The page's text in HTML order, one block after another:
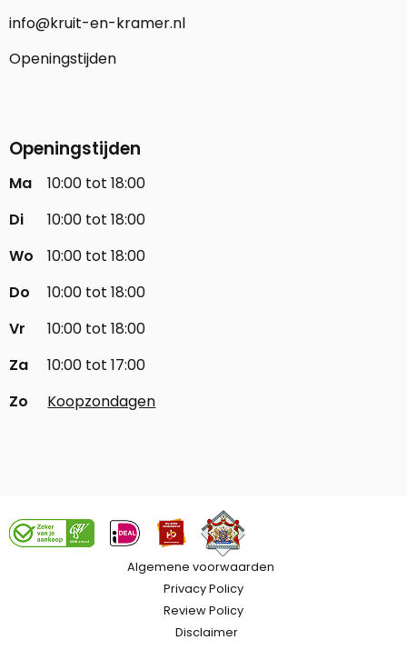
info@kruit-en-kramer.nl
Openingstijden
Openingstijden
Ma
10:00 tot 18:00
Di
10:00 tot 18:00
Wo
10:00 tot 18:00
Do
10:00 tot 18:00
Vr
10:00 tot 18:00
Za
10:00 tot 17:00
Zo
Koopzondagen
Algemene voorwaarden
Privacy Policy
Review Policy
Disclaimer